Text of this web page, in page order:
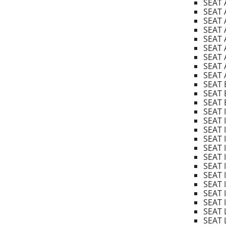
SEAT
SEAT
SEAT
SEAT
SEAT
SEAT
SEAT
SEAT
SEAT
SEAT
SEAT
SEAT
SEAT
SEAT
SEAT
SEAT
SEAT
SEAT
SEAT
SEAT
SEAT
SEAT
SEAT
SEAT
SEAT